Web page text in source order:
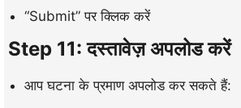
“Submit” पर क्लिक करें
Step 11: दस्तावेज़ अपलोड करें
आप घटना के प्रमाण अपलोड कर सकते हैं: